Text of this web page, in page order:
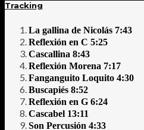
Tracking
La gallina de Nicolás 7:43
Reflexión en C 5:25
Cascallina 8:43
Reflexión Morena 7:17
Fanganguito Loquito 4:30
Buscapiés 8:52
Reflexión en G 6:24
Cascabel 13:11
Son Percusión 4:33